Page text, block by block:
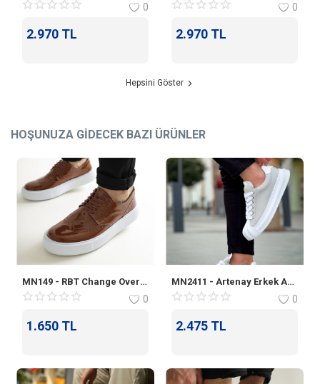
0
2.970 TL
0
2.970 TL
Hepsini Göster
HOŞUNUZA GIDECEK BAZI ÜRÜNLER
MN149 - RBT Change Over Erkek Ayakkabı KAHVE
0
1.650 TL
MN2411 - Artenay Erkek Ayakkabı GRI
0
2.475 TL